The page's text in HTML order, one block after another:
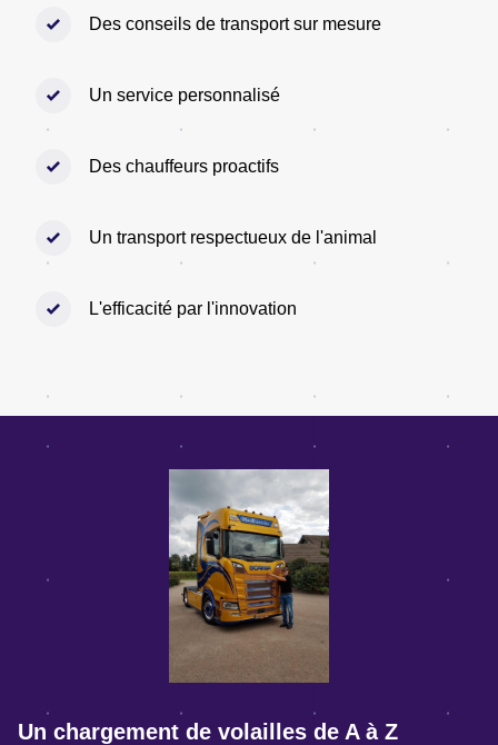
Des conseils de transport sur mesure
Un service personnalisé
Des chauffeurs proactifs
Un transport respectueux de l'animal
L'efficacité par l'innovation
Un chargement de volailles de A à Z